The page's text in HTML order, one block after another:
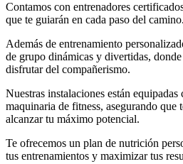
Contamos con entrenadores
que te guiarán en cada paso del camino.
Además de entrenamiento
de grupo dinámicas y divertidas,
disfrutar del compañerismo.
Nuestras instalaciones están
maquinaria de fitness, asegurando que
alcanzar tu máximo potencial.
Te ofrecemos un plan de nutrición
tus entrenamientos y maximizar tus